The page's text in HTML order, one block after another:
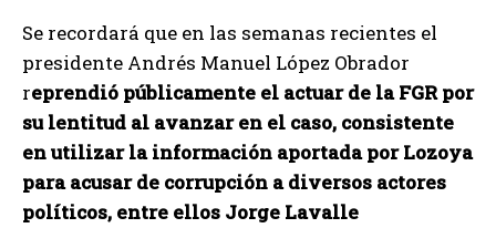
Se recordará que en las semanas recientes el
presidente Andrés Manuel López Obrador
reprendió públicamente el actuar de la FGR por
su lentitud al avanzar en el caso, consistente
en utilizar la información aportada por Lozoya
para acusar de corrupción a diversos actores
políticos, entre ellos Jorge Lavalle